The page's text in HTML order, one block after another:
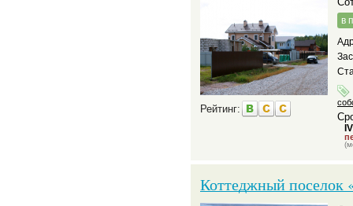
Рейтинг:
в
Коттеджный поселок